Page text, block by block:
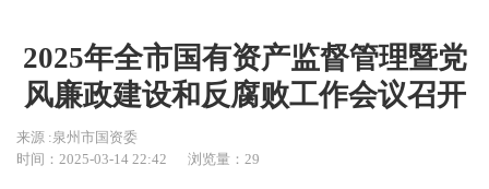
2025年全市国有资产监督管理暨党
风廉政建设和反腐败工作会议召开
来源 :泉州市国资委
时间：2025-03-14 22:42
浏览量：29